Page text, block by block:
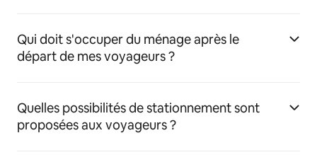
Qui doit s'occuper du ménage après le
départ de mes voyageurs ?
Quelles possibilités de stationnement sont
proposées aux voyageurs ?